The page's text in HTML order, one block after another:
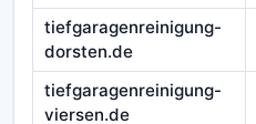
tiefgaragenreinigung-
dorsten.de
tiefgaragenreinigung-
viersen.de